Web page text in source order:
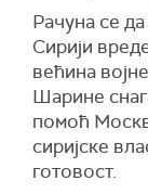
Рачуна се
Сирији
већина
Шарине
помоћ
сиријске
готовост.